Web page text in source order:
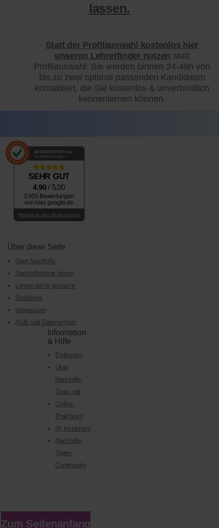
lassen.
Statt der Profilauswahl kostenlos hier
unseren Lehrerfinder nutzen statt
Profilauswahl: Sie werden binnen 24-48h von
bis zu zwei optimal passenden Kandidaten
kontaktiert, die Sie kostenlos & unverbindlich
kennenlernen können.
AUSGEZEICHNET .org
Kundenbewertungen
SEHR GUT
4.90/ 5.00
2.955 Bewertungen
von hier, google.de
Hinweis zu den Bewertungen
Über diese Seite
Start Nachhilfe
Nachhilfelehrer finden
Lernen leicht gemacht
Studitipps
Impressum
AGB und Datenschutz
Information
& Hilfe
Einloggen
Über
Nachhilfe-
Team.net
Online-
Praktikum
@ Instagram
Nachhilfe-
Team-
Community
Zum Seitenanfang